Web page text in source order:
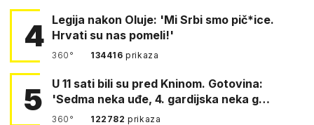
4 Legija nakon Oluje: 'Mi Srbi smo pič*ice.
Hrvati su nas pomeli!'
360° 134416prikaza
5
U 11 sati bili su pred Kninom. Gotovina:
'Sedma neka uđe, 4. gardijska neka g…
360° 122782prikaza